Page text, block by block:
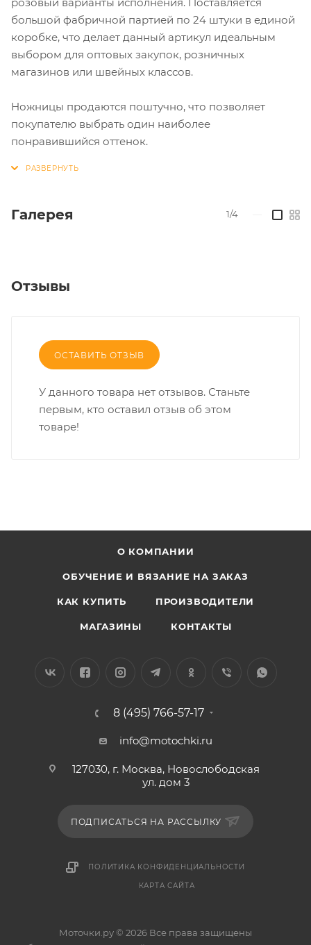
большой фабричной партией по 24 штуки в единой
коробке, что делает данный артикул идеальным
выбором для оптовых закупок, розничных
магазинов или швейных классов.
Ножницы продаются поштучно, что позволяет
покупателю выбрать один наиболее
понравившийся оттенок.
Галерея 1/4
Отзывы
ОСТАВИТЬ ОТЗЫВ
У данного товара нет отзывов. Станьте
первым, кто оставил отзыв об этом
товаре!
О КОМПАНИИ
ОБУЧЕНИЕ И ВЯЗАНИЕ НА ЗАКАЗ
КАК КУПИТЬ ПРОИЗВОДИТЕЛИ
МАГАЗИНЫ КОНТАКТЫ
8 (495) 766-57-17
info@motochki.ru
127030, г. Москва, Новослободская
ул. дом 3
ПОДПИСАТЬСЯ НА РАССЫЛКУ
ПОЛИТИКА КОНФИДЕНЦИАЛЬНОСТИ
КАРТА САЙТА
Моточки.ру © 2026 Все права защищены